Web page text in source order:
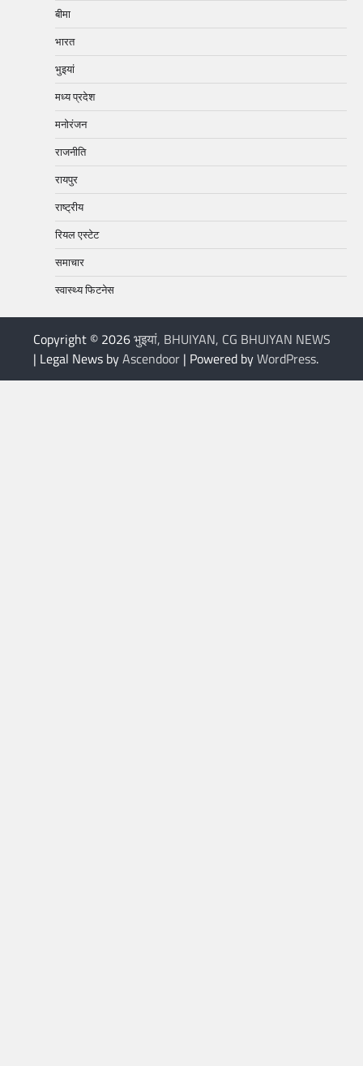
बीमा
भारत
भुइयां
मध्य प्रदेश
मनोरंजन
राजनीति
रायपुर
राष्ट्रीय
रियल एस्टेट
समाचार
स्वास्थ्य फिटनेस
Copyright © 2026भुइयां, BHUIYAN, CG BHUIYAN NEWS
| Legal News byAscendoor| Powered byWordPress.